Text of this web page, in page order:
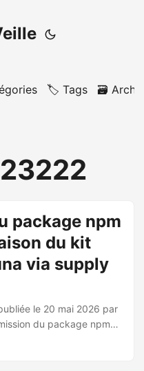
🏷️ Tags 🗃️
package npm
du kit
via supply
le 20 mai 2026 par
du package npm
JavaScript, ~26 000